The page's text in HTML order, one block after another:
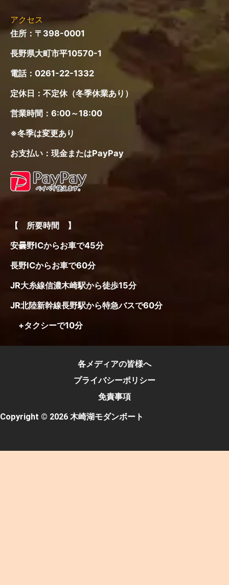
ー
アクセス
住所：〒398-0001
長野県大町市平10570-1
電話： 0261-22-1332
定休日：不定休（冬季休業あり）
営業時間：6:00～18:00
※冬季は変更あり
お支払い：現金またはPayPay
【 所要時間 】
安曇野ICからお車で45分
長野ICからお車で60分
JR大糸線信濃木崎駅から徒歩15分
JR北陸新幹線長野駅から特急バスで60分
+タクシーで10分
各メディアの皆様へ
プライバシーポリシー
免責事項
Copyright © 2026 木崎湖モダンボート